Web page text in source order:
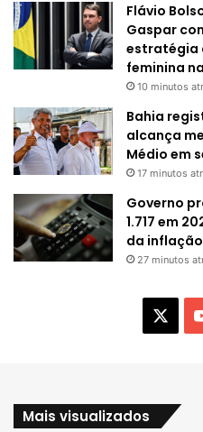
Flávio
Gaspar
estratégia
feminina
10 minutos
Bahia
alcança
Médio em
17 minutos
Governo
1.717 em
da inflação
27 minutos
Mais visualizados